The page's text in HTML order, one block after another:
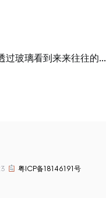
过玻璃看到来来往往的…
粤ICP备18146191号